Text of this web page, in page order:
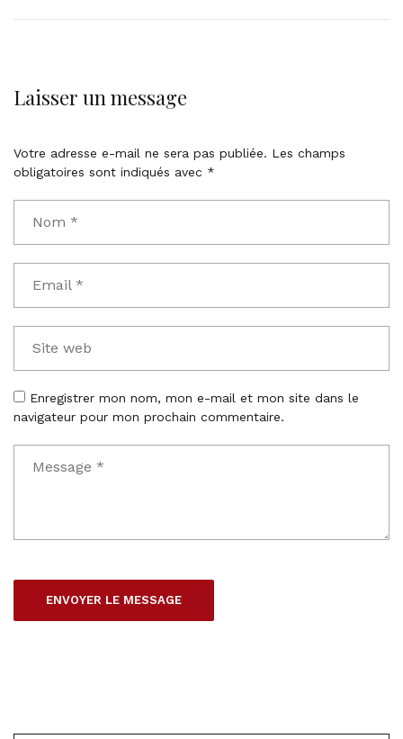
Laisser un message
Votre adresse e-mail ne sera pas publiée. Les champs
obligatoires sont indiqués avec *
Enregistrer mon nom, mon e-mail et mon site dans le
navigateur pour mon prochain commentaire.